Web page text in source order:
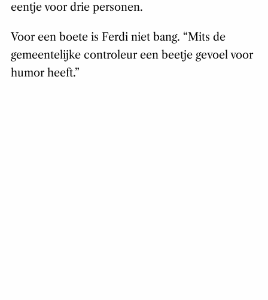
eentje voor drie personen.
Voor een boete is Ferdi niet bang. “Mits de
gemeentelijke controleur een beetje gevoel voor
humor heeft.”